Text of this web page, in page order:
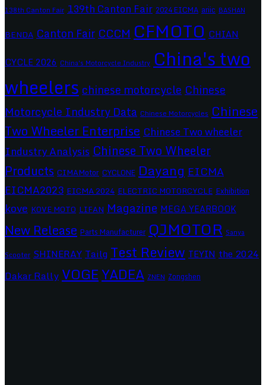
138th Canton Fair 139th Canton Fair 2024 EICMA ariic BASHAN
BENDA Canton FairCCCMCFMOTO CHIAN
CYCLE 2026 China's Motorcycle Industry China's two
wheelerschinese motorcycleChinese
Motorcycle Industry Data Chinese Motorcycles Chinese
Two Wheeler Enterprise Chinese Two wheeler
Industry Analysis Chinese Two Wheeler
Products CIMAMotor CYCLONE Dayang EICMA
EICMA2023 EICMA 2024 ELECTRIC MOTORCYCLE Exhibition
kove KOVE MOTO LIFAN Magazine MEGA YEARBOOK
New Release Parts Manufacturer QJMOTOR Sanya
Scooter SHINERAYTailg Test Review TEYIN the 2024
Dakar Rally VOGEYADEA ZNEN Zongshen